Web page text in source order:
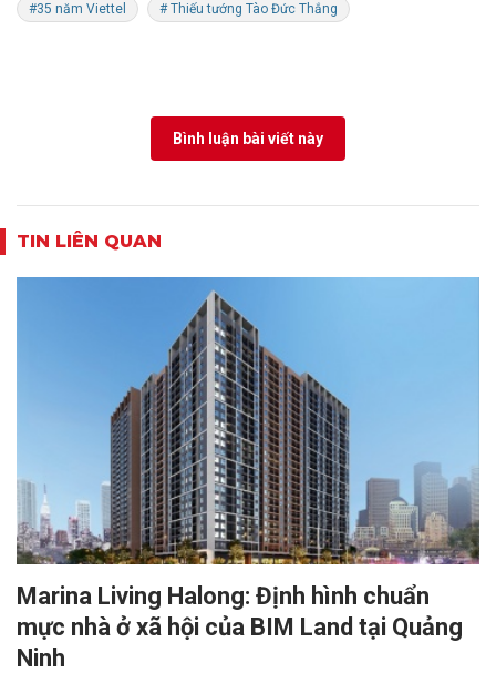
#35 năm Viettel # Thiếu tướng Tào Đức Thắng
Bình luận bài viết này
TIN LIÊN QUAN
Marina Living Halong: Định hình chuẩn
mực nhà ở xã hội của BIM Land tại Quảng
Ninh